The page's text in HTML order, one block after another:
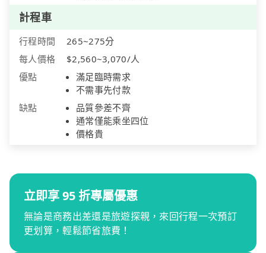
計程車
行程時間
265~275分
每人價格
$2,560~3,070/人
優點
滿足臨時需求
不需事先付款
缺點
品質參差不齊
通常僅能乘坐四位
價格貴
立即享 95 折專屬優惠
無論是商務出差還是旅遊探親，來回行程一次預訂
更划算，輕鬆節省旅費！